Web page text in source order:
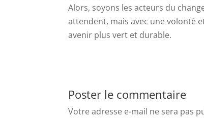
Alors, soyons les acteurs du
attendent, mais avec une volonté
avenir plus vert et durable.
Poster le commentaire
Votre adresse e-mail ne sera pas